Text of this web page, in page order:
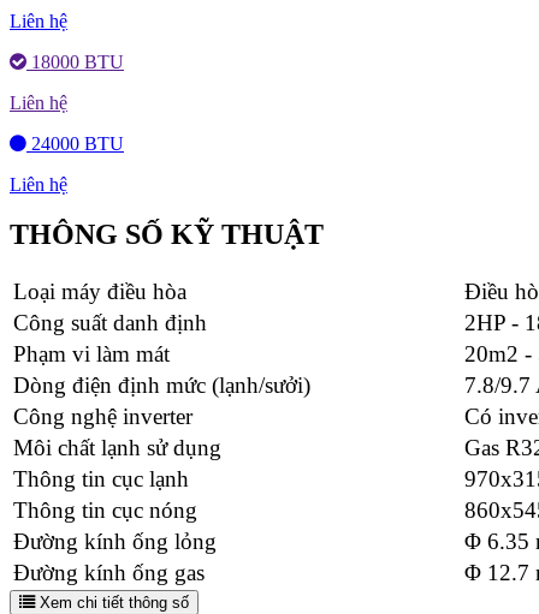
Liên hệ
18000 BTU
Liên hệ
24000 BTU
Liên hệ
THÔNG SỐ KỸ THUẬT
Loại máy điều hòa
Điều
Công suất danh định
2HP -
Phạm vi làm mát
20m2 -
Dòng điện định mức (lạnh/sưởi)
7.8/9.7
Công nghệ inverter
Có
Môi chất lạnh sử dụng
Gas
Thông tin cục lạnh
Thông tin cục nóng
Đường kính ống lỏng
Φ 6.35
Đường kính ống gas
Φ 12.7
Xem chi tiết thông số